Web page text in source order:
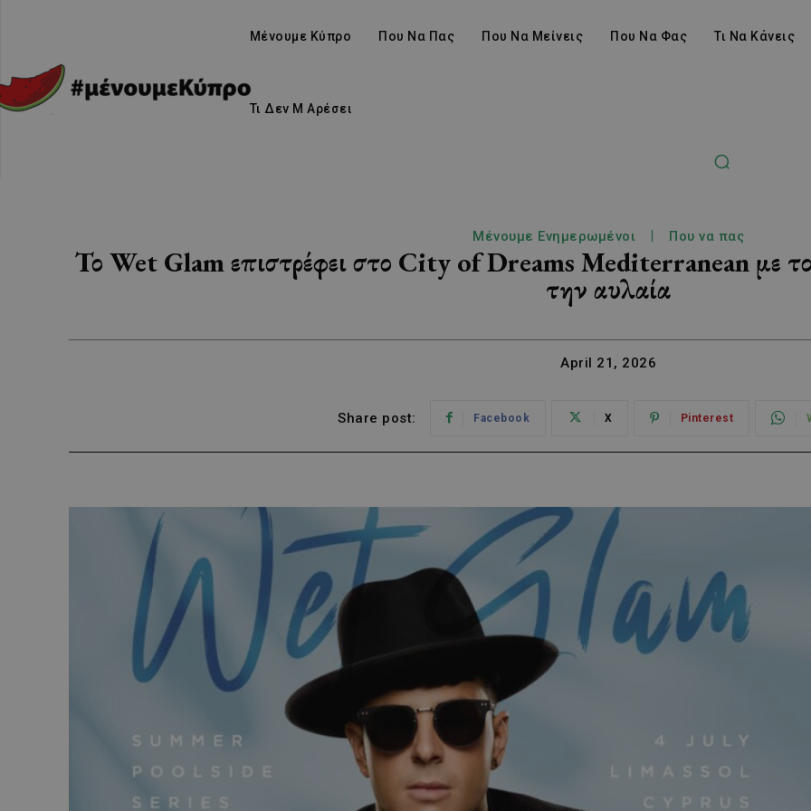
Μένουμε Κύπρο Που Να Πας Που Να Μείνεις Που Να Φας Τι Να Κάνεις
Τι Δεν Μ Αρέσει
Μένουμε Ενημερωμένοι Που να πας
Το Wet Glam επιστρέφει στο City of Dreams Mediterranean με
την αυλαία
April 21, 2026
Share post: Facebook X Pinterest